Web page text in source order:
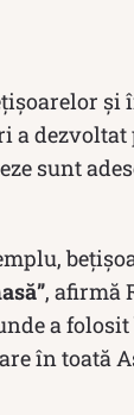
și
a
sunt
, afirmă
a
în toată